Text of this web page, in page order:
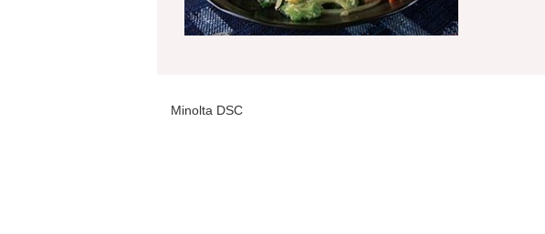
Minolta DSC